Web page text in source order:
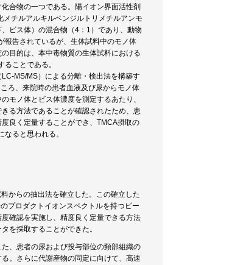
合物の一つである。陽イオン界面活性剤
チルアルキルベンジルトリメチルアンモ
ビス体）の混合物（4：1）であり、動物
報告されているが、生体試料中のモノ体
目的は、本中毒物質の生体試料における
ことである。
MS/MS）による分離・検出法を構築す
ろ、来院時の患者血液及び尿からモノ体
モノ体とビス体濃度を測定するあたり、
る方法であることが確認されたため、患
良く定量することができ、TMCA摂取の
ると思われる。
からの抽出法を確立した。この確立した
プロダクトイオンスペクトルを持つピー
確認を実施し、精度良く定量できる方法
を採取することができた。
、患者の尿および投与部位の頸部組織の
。さらに代謝産物の同定に向けて、高速